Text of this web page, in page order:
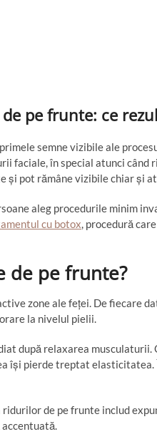
pe frunte: ce
semne vizibile ale
faciale, în special atunci când
și pot rămâne vizibile chiar și
aleg procedurile minim
cu botox, procedură
de pe frunte?
zone ale feței. De fiecare
la nivelul pielii.
după relaxarea
își pierde treptat
de pe frunte includ